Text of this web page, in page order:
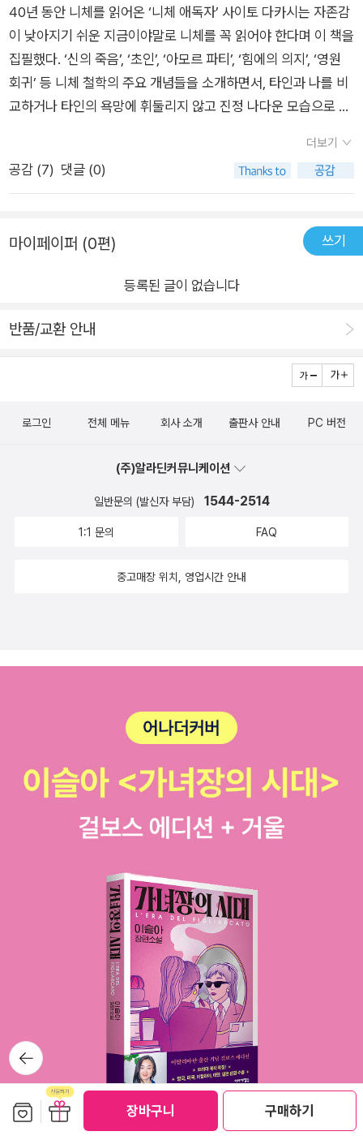
장바구니 구매하기
용한다. 그리고 인생에서 만나는 고통을 외면하지 않고 그 고통을
극복할 때 행복할 수 있다고 말한다. 그럴 때 고통도 인생의 선물
로 감사하게 받아들일 수 있다. 좋든 싫든 지금 이 순간을 긍정하
며 나에게 주어진 운명을 사랑하자는 것이다. 이제 니체가 가르쳐
주는 ‘나를 사랑하는 기술’들을 부단히 배우고 익히자. 그러면 껍
감’을 갖추게 될 것이다. 나아가 자기 자신은 물론이고 타인과 세
상 모든 것을 진심으로 사랑하는 소중한 경험을 얻게 될 것이다.
40년 동안 니체를 읽어온 ‘니체 애독자’ 사이토 다카시는 자존감
이 낮아지기 쉬운 지금이야말로 니체를 꼭 읽어야 한다며 이 책을
집필했다. ‘신의 죽음’, ‘초인’, ‘아모르 파티’, ‘힘에의 의지’, ‘영원
회귀’ 등 니체 철학의 주요 개념들을 소개하면서, 타인과 나를 비
교하거나 타인의 욕망에 휘둘리지 않고 진정 나다운 모습으로 살
어린아이처럼 창조적인 세계를 만들고, 고통 속에서도 강인하게
살아가고, 주어진 인생과 운명에 감사하고, 노예가 아닌 주인의
존감을 높일 수 있는 다양한 기술을 가르쳐준다. 독자 여러분도
니체를 읽으며 껍데기로 치장한 ‘가짜 자존감’이 아니라 속부터
과 세상 모든 것을 진심으로 사랑하는 소중한 경험을 얻게 될 것
한 이해가 깊습니다. 이 점 역시 오늘날 우리가 니체의 말에 공감
하기 쉬운 이유입니다. “신은 죽었다”라는 충격적인 말이 나오는
『차라투스트라는 이렇게 말했다』에서 니체는 기독교를 부정합니
다는 주장이 잘못되었다고 생각하기 때문입니다. 인간을 하찮은
함을 인간이 초월해야 한다는 것입니다. p15​“남들을 부러워하기
보다는 나만이 따로 할 일이 있지 않을까? 발밑을 깊이 파보면 거
들려오는 듯합니다. ‘나에겐 아무것도 없어’라고 생각하는 사람은
소유하고 있는 것, 이미 하고 있는 일에 빛나는 무언가가 숨어 있
말 한마디를 더 소개하겠습니다.일부러라도 그대들 자신을 믿는
것이 좋다!그러지 않으면 어떻게 남들이 그대들을 믿겠는가!자신
을 믿지 못하는 자는 언제나 거짓을 꾸민다!_니체, 『니체 전집 』p
41​그리고 ‘고독자’라고 하면 왠지 외롭고 쓸쓸하고 나약한 느낌
람’이라는 느낌이 들지요. 영어로는 ‘solitude’라고 표현하는데
에게 “나는 고독자가 아니라 단독자다”라고 말해줍시다. 기독교
라는 거대한 권력에 홀로 맞선 단독자 니체를 떠올려보길 바랍니
다. 마음 깊은 곳에서 힘과 용기가 솟아날 것입니다. 강인함은 단
독자로 존재할 때만 생기는 법입니다. p71​물론 포기하지 않는다
고 해서 모든 꿈이 실현 되는 것은 아닙니다. 중요한 것은 희망을
품고 꿈을 향해 노력하는 일 자체입니다. 이 과정에서 방향을 전
환해도 되고 완전히 새로운 길을 찾아도 됩니다. 그렇게 꿈과 희
망의 방향이 달아지는 일도 노력하는 과정이 없이는 불가능 합니
다. 방향 전환 역시 한 가지 재능인 셈입니다. p185​듣고 보니 자
유에는 고통스러운 일면도 있다고 생각됩니다. 전 세계 사람들이
권위 앞에 복종하고 때로는 독재자에게 몸을 맡겨버리는 것도 자
더보기
공감 (7) 댓글 (0)
마이페이퍼 (0편) 쓰기
등록된 글이 없습니다
반품/교환 안내
뒤로가
기
로그인 전체 메뉴 회사 소개 출판사 안내 PC 버전
(주)알라딘커뮤니케이션
일반문의 (발신자 부담) 1544-2514
1:1 문의 FAQ
중고매장 위치, 영업시간 안내